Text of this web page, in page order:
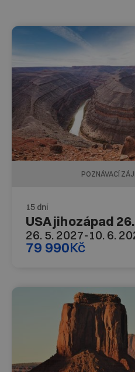
POZNÁVACÍ
15 dní
USA jihozápad
26. 5. 2027-10. 6.
79 990Kč